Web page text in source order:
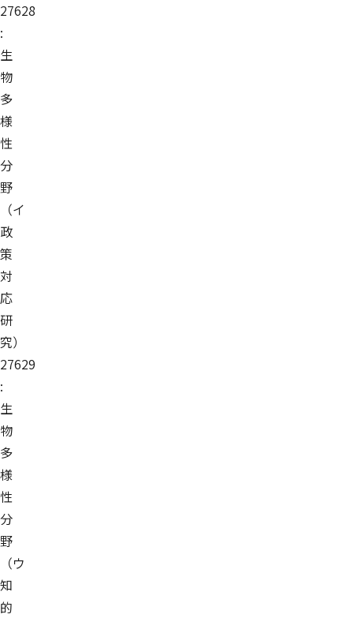
27628
:
生
物
多
様
性
分
野
（イ
政
策
対
応
研
究）
27629
:
生
物
多
様
性
分
野
（ウ
知
的